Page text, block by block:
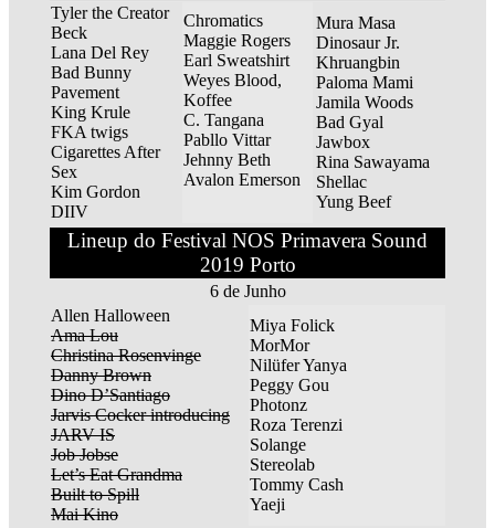
Tyler the Creator
Beck
Lana Del Rey
Bad Bunny
Pavement
King Krule
FKA twigs
Cigarettes After
Sex
Kim Gordon
DIIV
Chromatics
Maggie Rogers
Earl Sweatshirt
Weyes Blood,
Koffee
C. Tangana
Pabllo Vittar
Jehnny Beth
Avalon Emerson
Mura Masa
Dinosaur Jr.
Khruangbin
Paloma Mami
Jamila Woods
Bad Gyal
Jawbox
Rina Sawayama
Shellac
Yung Beef
Lineup do Festival NOS Primavera Sound
2019 Porto
6 de Junho
Allen Halloween
Ama Lou
Christina Rosenvinge
Danny Brown
Dino D’Santiago
Jarvis Cocker introducing
JARV IS
Job Jobse
Let’s Eat Grandma
Built to Spill
Mai Kino
Miya Folick
MorMor
Nilüfer Yanya
Peggy Gou
Photonz
Roza Terenzi
Solange
Stereolab
Tommy Cash
Yaeji